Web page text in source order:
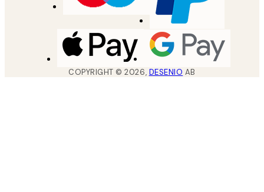
COPYRIGHT ©2026, DESENIO AB